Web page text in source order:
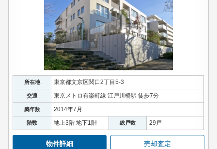
所在地 東京都文京区関口2丁目5-3
交通 東京メトロ有楽町線 江戸川橋駅 徒歩7分
築年数 2014年7月
階数 地上3階 地下1階 総戸数 29戸
物件詳細 売却査定